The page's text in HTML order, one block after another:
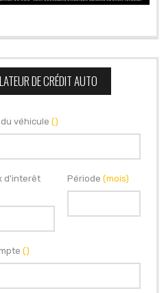
DE CRÉDIT AUTO
véhicule ()
d'interêt
Période(mois)
()